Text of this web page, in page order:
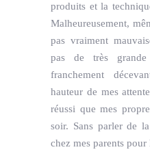
produits et la
Malheureusement,
pas vraiment
pas de très
franchement
hauteur de mes
réussi que mes
soir. Sans parler de
chez mes parents